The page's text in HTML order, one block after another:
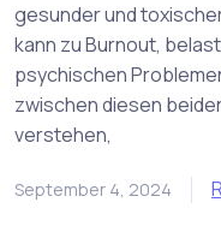
gesunder und
kann zu Burnout,
psychischen
zwischen diesen
verstehen,
September 4, 2024